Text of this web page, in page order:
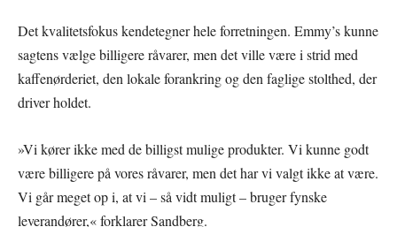
Det kvalitetsfokus kendetegner hele forretningen. Emmy’s kunne
sagtens vælge billigere råvarer, men det ville være i strid med
kaffenørderiet, den lokale forankring og den faglige stolthed, der
driver holdet.
»Vi kører ikke med de billigst mulige produkter. Vi kunne godt
være billigere på vores råvarer, men det har vi valgt ikke at være.
Vi går meget op i, at vi – så vidt muligt – bruger fynske
leverandører,« forklarer Sandberg.